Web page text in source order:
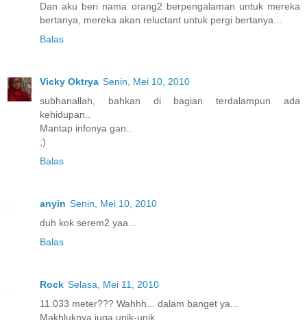
Dan aku beri nama orang2 berpengalaman untuk mereka
bertanya, mereka akan reluctant untuk pergi bertanya...
Balas
Vicky Oktrya Senin, Mei 10, 2010
subhanallah, bahkan di bagian terdalampun ada
kehidupan..
Mantap infonya gan..
;)
Balas
anyin Senin, Mei 10, 2010
duh kok serem2 yaa...
Balas
Rock Selasa, Mei 11, 2010
11.033 meter??? Wahhh... dalam banget ya...
Makhluknya juga unik-unik...